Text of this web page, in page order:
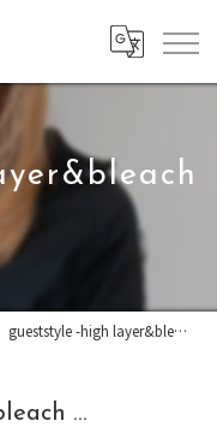
gueststyle -high layer&bleach ...
...